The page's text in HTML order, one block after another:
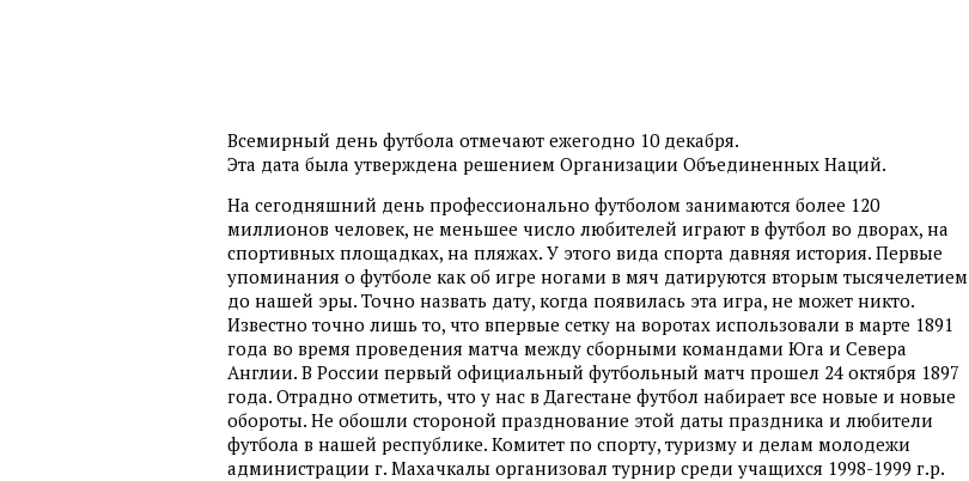
Всемирный день футбола отмечают ежегодно 10 декабря.
Эта дата была утверждена решением Организации Объединенных Наций.
На сегодняшний день профессионально футболом занимаются более 120
миллионов человек, не меньшее число любителей играют в футбол во дворах, на
спортивных площадках, на пляжах. У этого вида спорта давняя история. Первые
упоминания о футболе как об игре ногами в мяч датируются вторым тысячелетием
до нашей эры. Точно назвать дату, когда появилась эта игра, не может никто.
Известно точно лишь то, что впервые сетку на воротах использовали в марте 1891
года во время проведения матча между сборными командами Юга и Севера
Англии. В России первый официальный футбольный матч прошел 24 октября 1897
года. Отрадно отметить, что у нас в Дагестане футбол набирает все новые и новые
обороты. Не обошли стороной празднование этой даты праздника и любители
футбола в нашей республике. Комитет по спорту, туризму и делам молодежи
администрации г. Махачкалы организовал турнир среди учащихся 1998-1999 г.р.